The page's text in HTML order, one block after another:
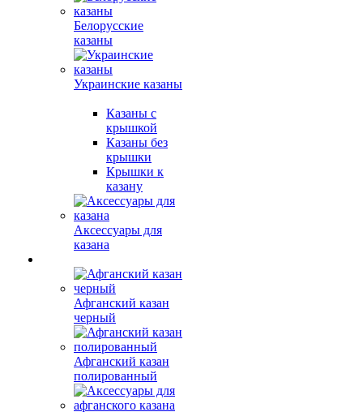
Белорусские
казаны
Украинские казаны
Казаны с
крышкой
Казаны без
крышки
Крышки к
казану
Аксессуары для
казана
Афганский казан
черный
Афганский казан
полированный